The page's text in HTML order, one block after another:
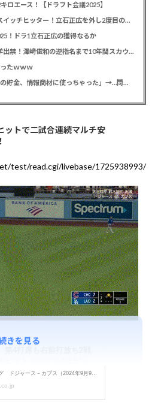
ロエース！【ドラフト会議2025】
カープドラ1平川蓮！187cmのスイッチヒッター！立石正広を外し2度目の重複も新井監督がクジを引き当てる！【ドラフト会議2025】
！ドラ1立石正広の獲得なるか
緒方孝市カープドラ3指名で青学出禁！澤﨑俊和の逆指名まで10年間スカウト出禁
たｗｗｗ
【悲報】彼女「ごめん！俺くんの貯金、情報商材に使っちゃった」→…問い詰めたらギャン泣きされたんだが俺が悪いのか？
ットで二試合連続マルチ安
test/read.cgi/livebase/1725938993/
きを見る